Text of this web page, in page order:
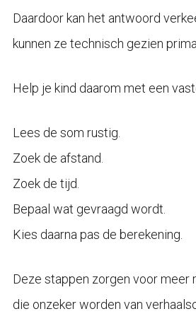
Daardoor kan het antwoord
kunnen ze technisch gezien
Help je kind daarom met een
Lees de som rustig.
Zoek de afstand.
Zoek de tijd.
Bepaal wat gevraagd wordt.
Kies daarna pas de berekening.
Deze stappen zorgen voor meer
die onzeker worden van